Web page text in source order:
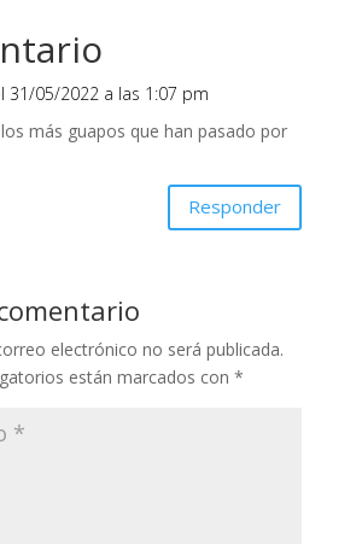
31/05/2022 a las 1:07 pm
más guapos que han pasado por
Responder
electrónico no será publicada.
están marcados con *